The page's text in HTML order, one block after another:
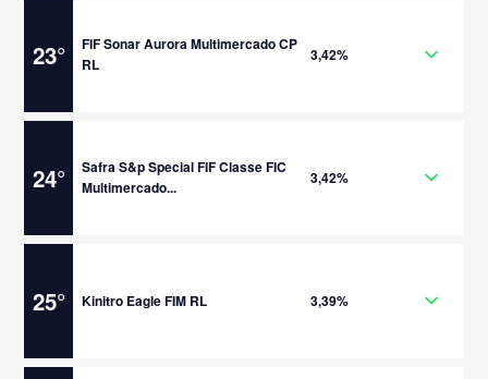
23°
FIF Sonar Aurora Multimercado CP
RL
3,42%
24°
Safra S&p Special FIF Classe FIC
Multimercado...
3,42%
25° Kinitro Eagle FIM RL 3,39%